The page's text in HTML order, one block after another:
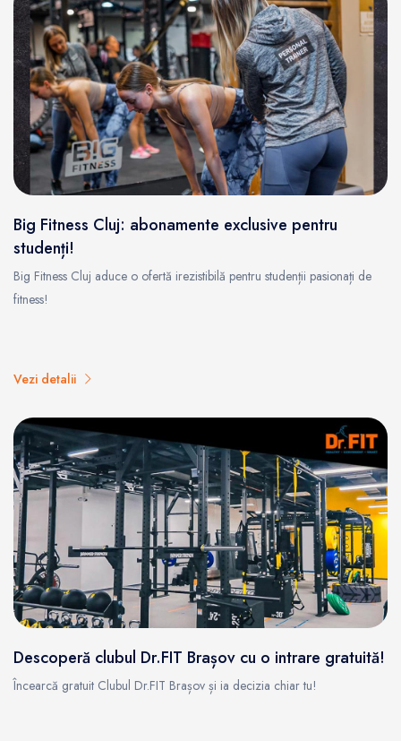
Big Fitness Cluj: abonamente exclusive pentru
studenți!
Big Fitness Cluj aduce o ofertă irezistibilă pentru studenții pasionați de
fitness!
Vezi detalii
Descoperă clubul Dr.FIT Brașov cu o intrare gratuită!
Încearcă gratuit Clubul Dr.FIT Brașov și ia decizia chiar tu!